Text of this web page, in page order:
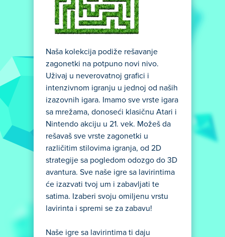
Naša kolekcija podiže rešavanje
zagonetki na potpuno novi nivo.
Uživaj u neverovatnoj grafici i
intenzivnom igranju u jednoj od naših
izazovnih igara. Imamo sve vrste igara
sa mrežama, donoseći klasičnu Atari i
Nintendo akciju u 21. vek. Možeš da
rešavaš sve vrste zagonetki u
različitim stilovima igranja, od 2D
strategije sa pogledom odozgo do 3D
avantura. Sve naše igre sa lavirintima
će izazvati tvoj um i zabavljati te
satima. Izaberi svoju omiljenu vrstu
lavirinta i spremi se za zabavu!
Naše igre sa lavirintima ti daju